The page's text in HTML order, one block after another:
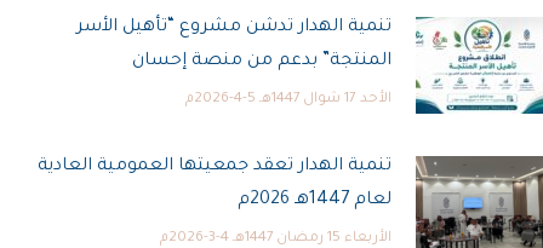
تنمية الهدار تدشن مشروع “تأهيل الأسر
المنتجة” بدعم من منصة إحسان
الأحد 17 شوال 1447هـ 5-4-2026م
تنمية الهدار تعقد جمعيتها العمومية العادية
لعام 1447هـ 2026م
الأربعاء 15 رمضان 1447هـ 4-3-2026م